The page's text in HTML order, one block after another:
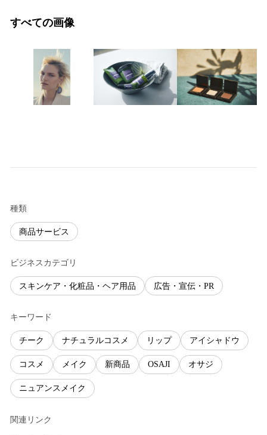
すべての画像
種類
商品サービス
ビジネスカテゴリ
スキンケア・化粧品・ヘア用品 広告・宣伝・PR
キーワード
チーク ナチュラルコスメ リップ アイシャドウ
コスメ メイク 新商品 OSAJI オサジ
ニュアンスメイク
関連リンク